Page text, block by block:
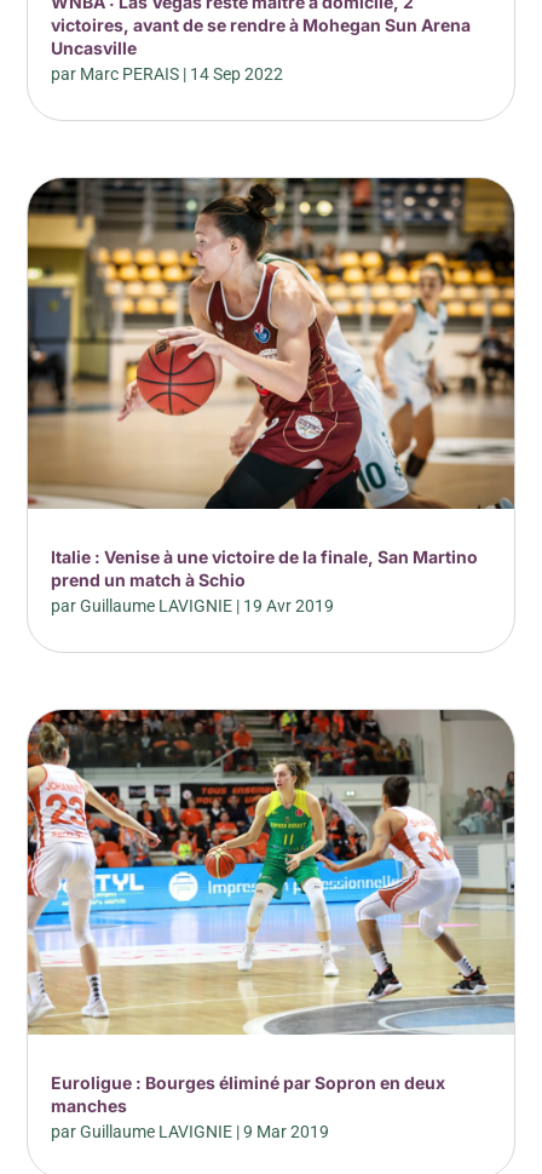
victoires, avant de se rendre à Mohegan Sun Arena
Uncasville
par Marc PERAIS | 14 Sep 2022
Italie : Venise à une victoire de la finale, San Martino
prend un match à Schio
parGuillaume LAVIGNIE | 19 Avr 2019
Euroligue : Bourges éliminé par Sopron en deux
manches
parGuillaume LAVIGNIE |9 Mar 2019